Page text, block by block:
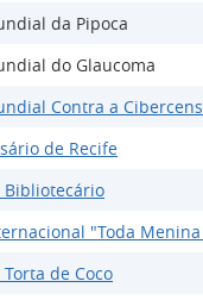
da Pipoca
do Glaucoma
Contra a
de Recife
Bibliotecário
"Toda Menina
de Coco